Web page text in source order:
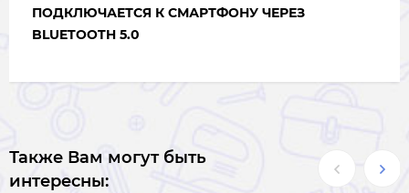
ПОДКЛЮЧАЕТСЯ К СМАРТФОНУ ЧЕРЕЗ
BLUETOOTH 5.0
Также Вам могут быть
интересны: